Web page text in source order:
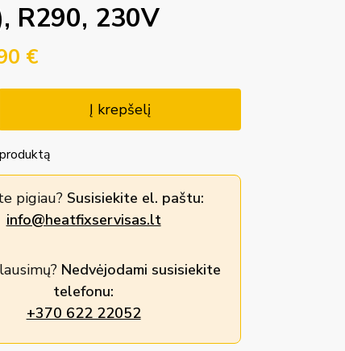
R290, 230V
€
Į krepšelį
pigiau? Susisiekite el. paštu:
info@heatfixservisas.lt
Nedvėjodami susisiekite
telefonu:
+370 622 22052